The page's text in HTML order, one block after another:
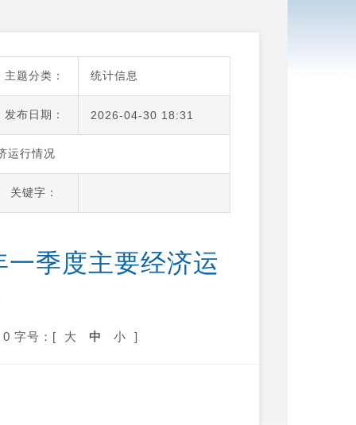
主题分类： 统计信息
发布日期： 2026-04-30 18:31
运行情况
关键字：
季度主要经济运
0 字号：[ 大 中 小 ]